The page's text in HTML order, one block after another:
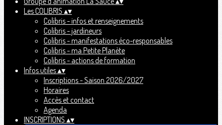
Les COLIBRIS ▴▾
Colibris - infos et renseignements
Colibris - jardineurs
Colibris - manifestations éco-responsables
Colibris - ma Petite Planète
Colibris - actions de formation
Infos utiles▴▾
Inscriptions - Saison 2026/2027
Horaires
Accès et contact
Agenda
INSCRIPTIONS ▴▾